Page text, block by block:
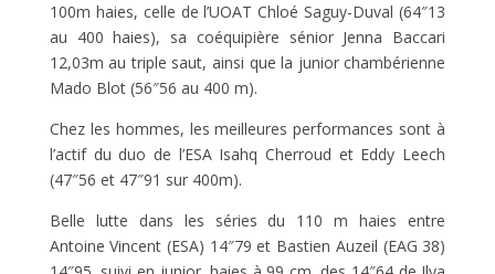
100m haies, celle de l’UOAT Chloé Saguy-Duval (64″13
au 400 haies), sa coéquipière sénior Jenna Baccari
12,03m au triple saut, ainsi que la junior chambérienne
Mado Blot (56″56 au 400 m).
Chez les hommes, les meilleures performances sont à
l’actif du duo de l’ESA Isahq Cherroud et Eddy Leech
(47″56 et 47″91 sur 400m).
Belle lutte dans les séries du 110 m haies entre
Antoine Vincent (ESA) 14″79 et Bastien Auzeil (EAG 38)